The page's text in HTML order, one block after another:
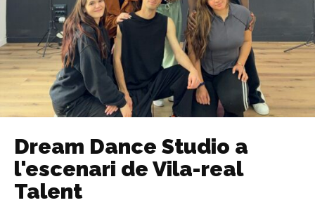
Dream Dance Studio a
l'escenari de Vila-real
Talent